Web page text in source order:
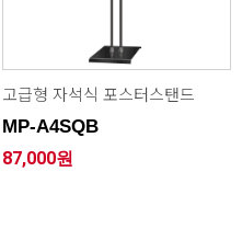
고급형 자석식 포스터스탠드
MP-A4SQB
87,000원